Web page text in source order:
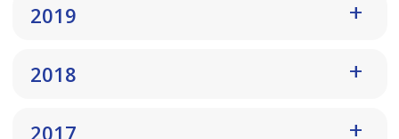
2019
2018
2017